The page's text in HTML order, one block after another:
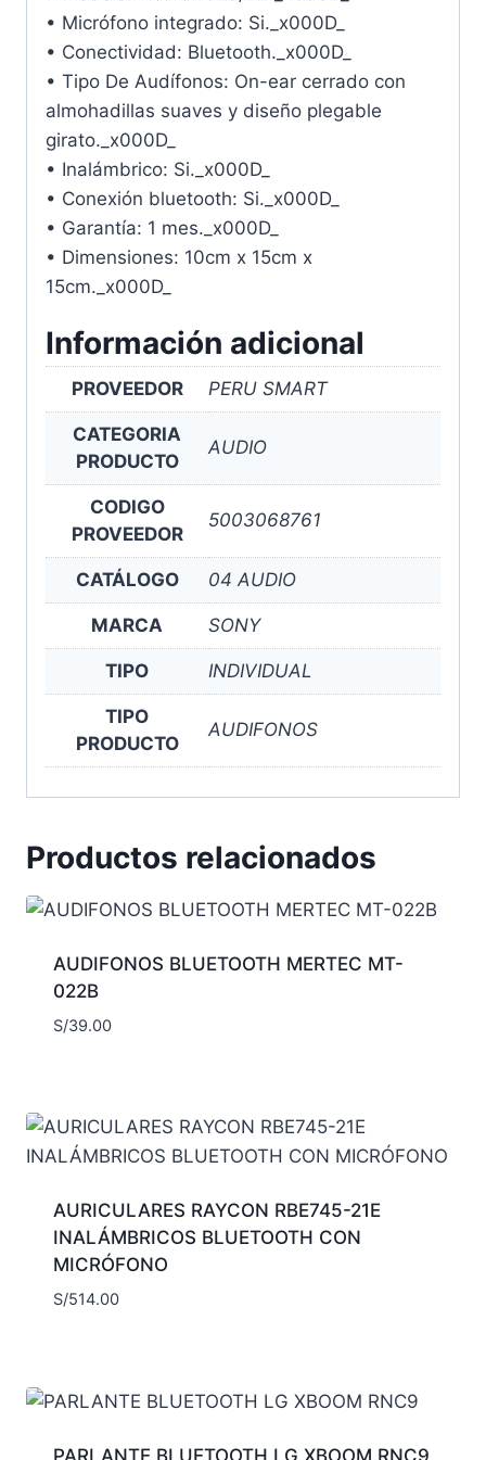
• Micrófono integrado: Si._x000D_
• Conectividad: Bluetooth._x000D_
• Tipo De Audífonos: On-ear cerrado con
almohadillas suaves y diseño plegable
girato._x000D_
• Inalámbrico: Si._x000D_
• Conexión bluetooth: Si._x000D_
• Garantía: 1 mes._x000D_
• Dimensiones: 10cm x 15cm x
15cm._x000D_
Información adicional
PROVEEDOR PERU SMART
CATEGORIA
PRODUCTO
AUDIO
CODIGO
PROVEEDOR
5003068761
CATÁLOGO 04 AUDIO
MARCA SONY
TIPO INDIVIDUAL
TIPO
PRODUCTO
AUDIFONOS
Productos relacionados
AUDIFONOS BLUETOOTH MERTEC MT-
022B
S/39.00
AURICULARES RAYCON RBE745-21E
INALÁMBRICOS BLUETOOTH CON
MICRÓFONO
S/514.00
PARLANTE BLUETOOTH LG XBOOM RNC9